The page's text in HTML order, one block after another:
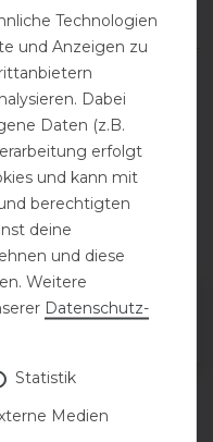
zu
Technologien
und Anzeigen zu
Dabei
Daten (z.B.
erfolgt
und kann mit
berechtigten
deine
und diese
Weitere
Daten­schutz­
Statistik
Medien